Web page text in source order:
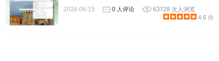
2016-06-15 0 人评论
63728 次人浏览
4.6 分